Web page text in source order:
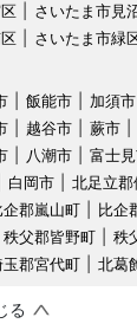
さいたま市見
さいたま市緑
飯能市 加須市
越谷市 蕨市
八潮市 富士
白岡市 北足立
企郡嵐山町 比企
秩父郡皆野町 秩
玉郡宮代町 北葛
る